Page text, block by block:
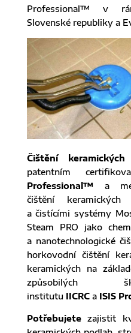
Professional™ v
Slovenské republiky a
Čištění
patentním
Professional™ a
čištění keramických
a čistícími systémy
Steam PRO jako
a nanotechnologické
horkovodní čištění
keramických na
způsobilých
institutu IICRCa ISIS
Potřebujetezajistit